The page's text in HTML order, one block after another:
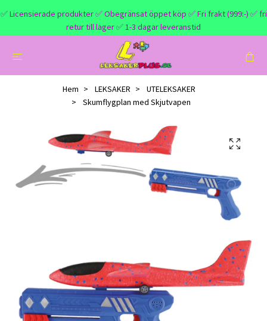
✅ Licensierade produkter ✅ Obegränsat öppet köp ✅ Fri frakt (999:-) ✅ fri
retur till lager ✅ 1-3 dagar leveranstid
Hem LEKSAKER
UTELEKSAKER
Skumflygplan med Skjutvapen